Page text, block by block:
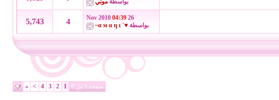
بواسطة موني
26 Nov 2010
04:39
بواسطة ♥` α м α η ι~
4
5,743
صفحة 1 من 8 1
2
3
4
>
»